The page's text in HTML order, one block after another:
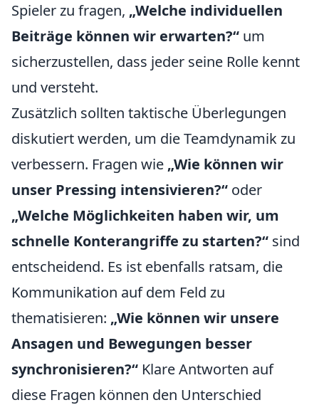
Spieler zu fragen, „Welche individuellen
Beiträge können wir erwarten?“ um
sicherzustellen, dass jeder seine Rolle kennt
und versteht.
Zusätzlich sollten taktische Überlegungen
diskutiert werden, um die Teamdynamik zu
verbessern. Fragen wie „Wie können wir
unser Pressing intensivieren?“ oder
„Welche Möglichkeiten haben wir, um
schnelle Konterangriffe zu starten?“ sind
entscheidend. Es ist ebenfalls ratsam, die
Kommunikation auf dem Feld zu
thematisieren: „Wie können wir unsere
Ansagen und Bewegungen besser
synchronisieren?“ Klare Antworten auf
diese Fragen können den Unterschied